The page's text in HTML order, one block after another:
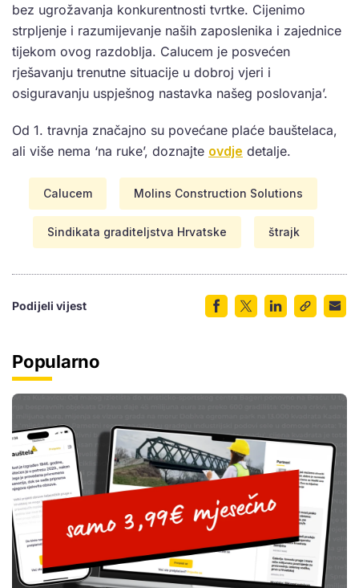
bez ugrožavanja konkurentnosti tvrtke. Cijenimo
strpljenje i razumijevanje naših zaposlenika i zajednice
tijekom ovog razdoblja. Calucem je posvećen
rješavanju trenutne situacije u dobroj vjeri i
osiguravanju uspješnog nastavka našeg poslovanja’.
Od 1. travnja značajno su povećane plaće bauštelaca,
ali više nema ‘na ruke’, doznajte ovdje detalje.
Calucem Molins Construction Solutions
Sindikata graditeljstva Hrvatske štrajk
Podijeli vijest
Popularno